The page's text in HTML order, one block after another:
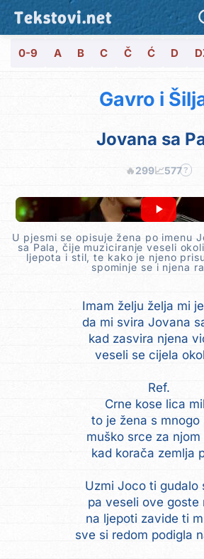
Tekstovi.net
0-9 A B C Č Ć D
Gavro i
Jovana sa
🔥299📈577 ?
U pjesmi se opisuje žena po imenu
sa Pala, čije muziciranje veseli
ljepota i stil, te kako je njeno
spominje se i njena
Imam želju želja mi
da mi svira Jovana
kad zasvira njena
veseli se cijela
Ref.
Crne kose lica
to je žena s mnogo
muško srce za njom
kad korača zemlja
Uzmi Joco ti gudalo
pa veseli ove goste
na ljepoti zavide ti
sve si redom podigla